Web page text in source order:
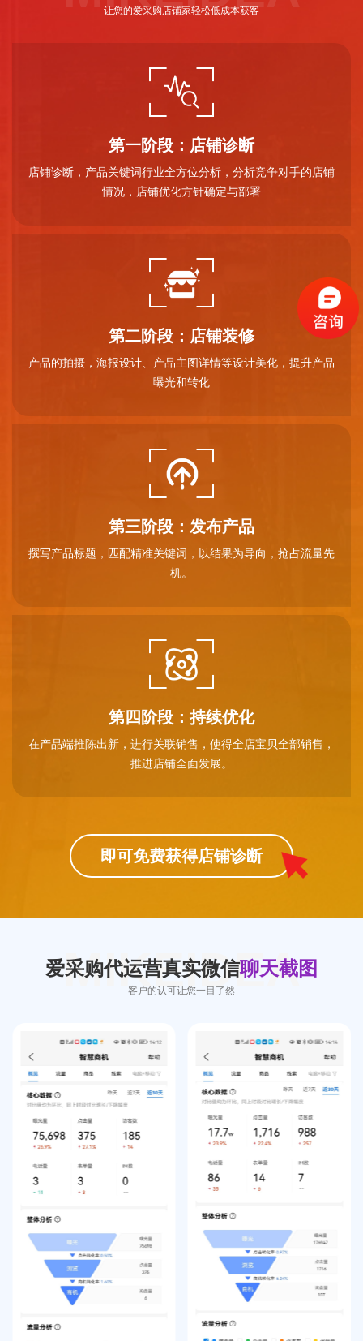
让您的爱采购店铺家轻松低成本获客
第一阶段：店铺诊断
店铺诊断，产品关键词行业全方位分析，分析竞争对手的店铺
情况，店铺优化方针确定与部署
第二阶段：店铺装修
产品的拍摄，海报设计、产品主图详情等设计美化，提升产品
曝光和转化
第三阶段：发布产品
撰写产品标题，匹配精准关键词，以结果为导向，抢占流量先
机。
第四阶段：持续优化
在产品端推陈出新，进行关联销售，使得全店宝贝全部销售，
推进店铺全面发展。
即可免费获得店铺诊断
爱采购代运营真实微信聊天截图
客户的认可让您一目了然
MIKEIDEA